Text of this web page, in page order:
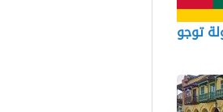
توجو